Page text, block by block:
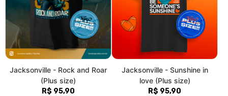
Jacksonville - Rock and Roar
(Plus size)
R$ 95,90
Jacksonville - Sunshine in
love (Plus size)
R$ 95,90